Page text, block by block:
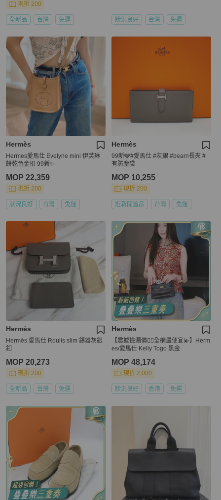
現折 200
全新品 台灣 免運 狀況良好 台灣 免運
Hermès
Hermes愛馬仕 Evelyne mini 伊芙琳
餅乾色金扣 99新✨️
MOP 22,359
現折 200
狀況良好 台灣 免運
Hermès
99新🩶#愛馬仕 #灰銀 #bearn長夾 #
有防塵袋
MOP 10,255
現折 200
近新閒置品 台灣 免運
Hermès
Hermès 愛馬仕 Roulis slim 錫器灰銀
釦
MOP 20,273
現折 200
全新品 台灣 免運
Hermès
【震撼撿漏價👍🏻全網最便宜💫】Herm
es/愛馬仕 Kelly Togo 黑金
MOP 48,174
現折 2,000
狀況良好 香港 免運